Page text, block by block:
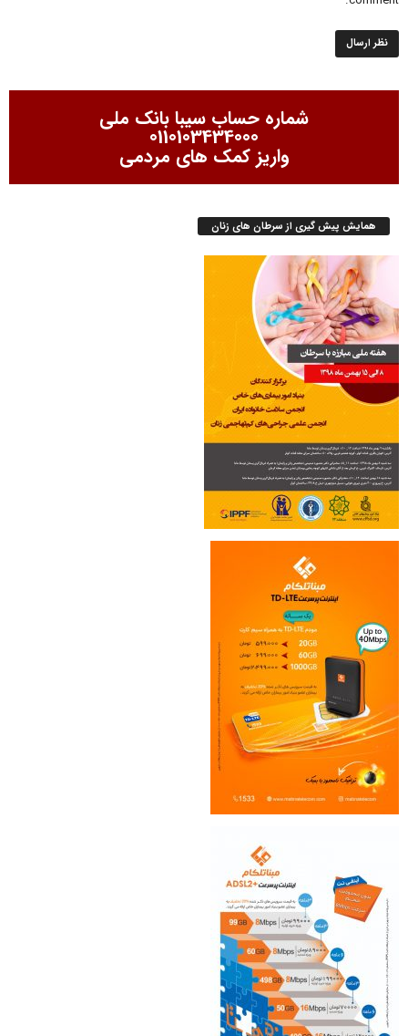
شماره حساب سیبا بانک ملی
0110103434000
واریز کمک های مردمی
همایش پیش گیری از سرطان های زنان